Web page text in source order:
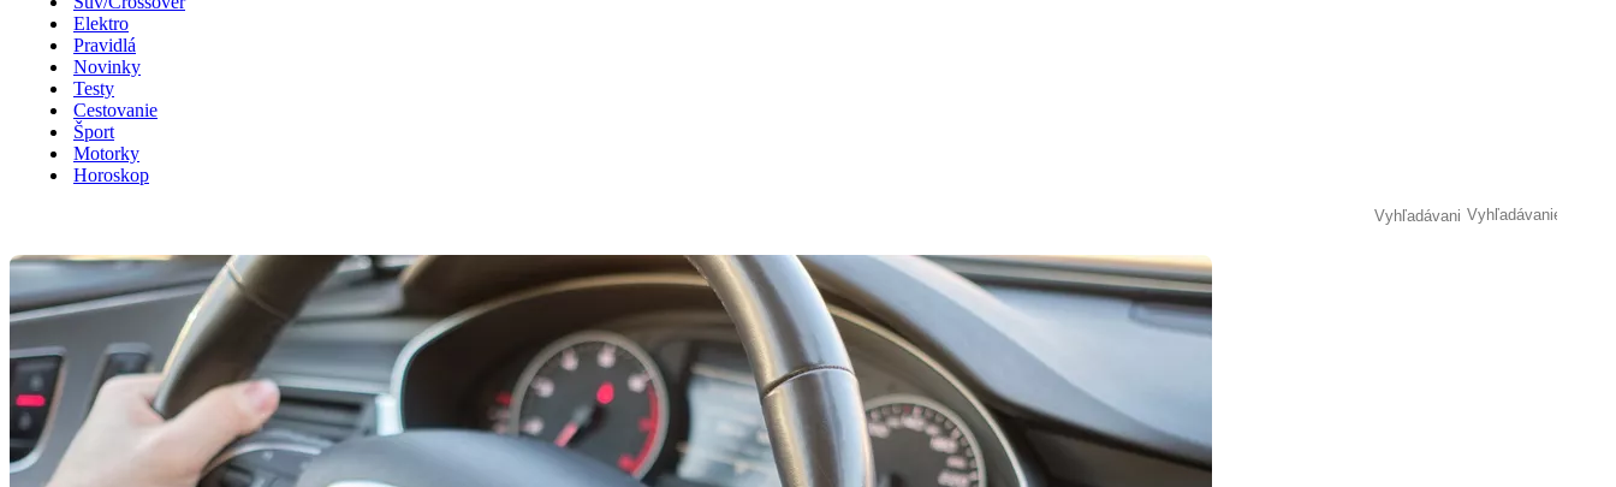
Elektro
Pravidlá
Novinky
Testy
Cestovanie
Šport
Motorky
Horoskop